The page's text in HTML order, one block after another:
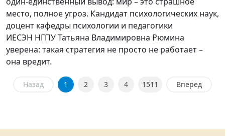
место, полное угроз. Кандидат психологических наук,
доцент кафедры психологии и педагогики
ИЕСЭН НГПУ Татьяна Владимировна Рюмина
уверена: такая стратегия не просто не работает –
она вредит.
Назад 1 2 3 4 1511 Вперед